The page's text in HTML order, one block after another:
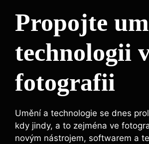
Propojte
technologii
fotografii
Umění a technologie se dnes
kdy jindy, a to zejména ve
novým nástrojem, softwarem a